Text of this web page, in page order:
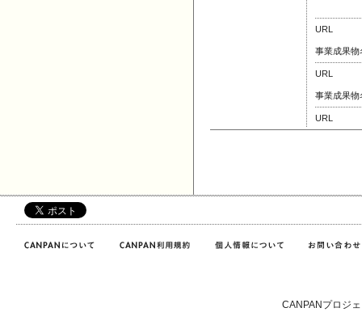
URL
事業成果物
URL
事業成果物
URL
CANPANプロジ